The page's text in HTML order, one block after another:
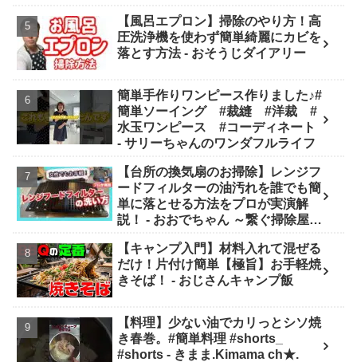
方／玉葱料理／【概要欄にもくじ】
- ニャハハの家庭菜園
【風呂エプロン】掃除のやり方！高
圧洗浄機を使わず簡単綺麗にカビを
落とす方法 - おそうじダイアリー
簡単手作りワンピース作りました♪#
簡単ソーイング #裁縫 #洋裁 #
水玉ワンピース #コーディネート
- サリーちゃんのワンダフルライフ
【台所の換気扇のお掃除】レンジフ
ードフィルターの油汚れを誰でも簡
単に落とせる方法をプロが実演解
説！ - おおでちゃん ～繋ぐ掃除屋さ
【キャンプ入門】材料入れて混ぜる
だけ！片付け簡単【極旨】お手軽焼
きそば！ - おじさんキャンプ飯
【料理】少ない油でカリっとシソ焼
き春巻。#簡単料理 #shorts_
#shorts - きまま.Kimama ch★.